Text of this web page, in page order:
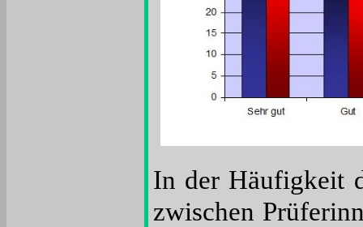
In der Häufigkeit
zwischen